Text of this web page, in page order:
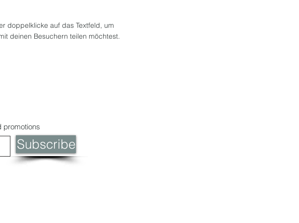
doppelklicke auf das Textfeld, um
deinen Besuchern teilen möchtest.
promotions
Subscribe